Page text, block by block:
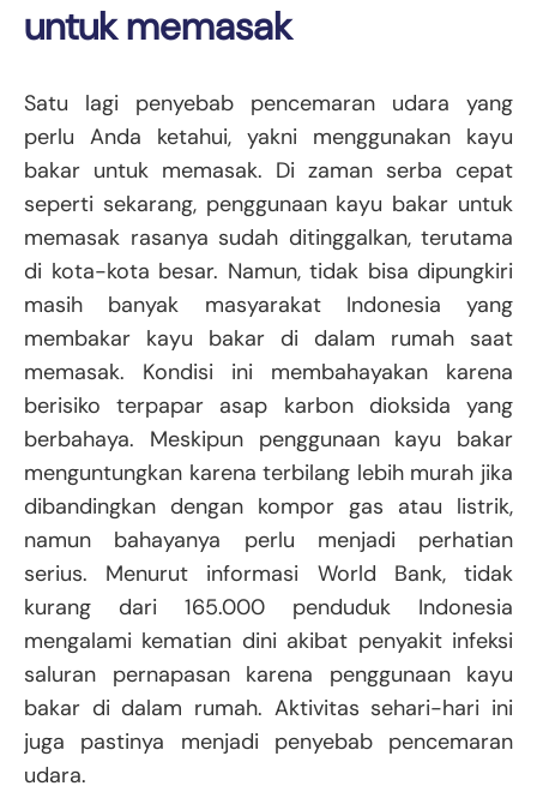
untuk memasak
Satu lagi penyebab pencemaran udara yang
perlu Anda ketahui, yakni menggunakan kayu
bakar untuk memasak. Di zaman serba cepat
seperti sekarang, penggunaan kayu bakar untuk
memasak rasanya sudah ditinggalkan, terutama
di kota-kota besar. Namun, tidak bisa dipungkiri
masih banyak masyarakat Indonesia yang
membakar kayu bakar di dalam rumah saat
memasak. Kondisi ini membahayakan karena
berisiko terpapar asap karbon dioksida yang
berbahaya. Meskipun penggunaan kayu bakar
menguntungkan karena terbilang lebih murah jika
dibandingkan dengan kompor gas atau listrik,
namun bahayanya perlu menjadi perhatian
serius. Menurut informasi World Bank, tidak
kurang dari 165.000 penduduk Indonesia
mengalami kematian dini akibat penyakit infeksi
saluran pernapasan karena penggunaan kayu
bakar di dalam rumah. Aktivitas sehari-hari ini
juga pastinya menjadi penyebab pencemaran
udara.